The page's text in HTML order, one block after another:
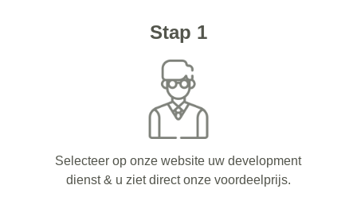
Stap 1
Selecteer op onze website uw development
dienst & u ziet direct onze voordeelprijs.